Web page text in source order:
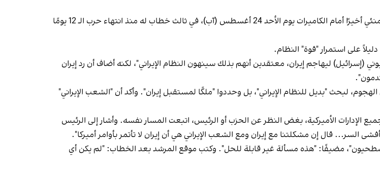
بعد أيام من الصمت والغياب عن الطقوس التقليدية في بيت المرشد، ظهر خامنئي أخيرًا أمام الكاميرات يوم الأحد 24 أغسطس (آب)، في ثالث خطاب له منذ انتهاء حرب الـ 12 يومًا
على استمرار "قوة" النظام.
الصهيوني (إسرائيل) ليهاجم إيران، معتقدين أنهم بذلك سينهون النظام الإيراني"، لكنه أضاف أن رد إيران
لبحث "بديل للنظام الإيراني"، بل وحددوا "ملكًا لمستقبل إيران". وأكد أن "الشعب الإيراني"
الإيراني بأنه "متجذر منذ 45 عامًا"، مضيفًا أن جميع الإدارات الأميركية، بغض النظر عن الحزب أو الرئيس، اتبعت المسار نفسه. وأشار إلى الرئيس
السر... قال إن مشكلتنا مع إيران ومع الشعب الإيراني هي أن إيران لا تأتمر بأوامر أميركا".
"سطحيون"، مضيفًا: "هذه مسألة غير قابلة للحل". وكتب موقع المرشد بعد الخطاب: "لم يكن أي